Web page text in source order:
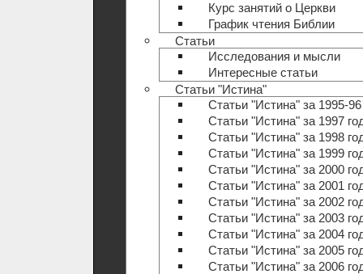
Курс занятий о Церкви
График чтения Библии
Статьи
Исследования и мысли
Интересные статьи
Статьи "Истина"
Статьи "Истина" за 1995-
Статьи "Истина" за 1997
Статьи "Истина" за 1998
Статьи "Истина" за 1999
Статьи "Истина" за 2000
Статьи "Истина" за 2001
Статьи "Истина" за 2002
Статьи "Истина" за 2003
Статьи "Истина" за 2004
Статьи "Истина" за 2005
Статьи "Истина" за 2006